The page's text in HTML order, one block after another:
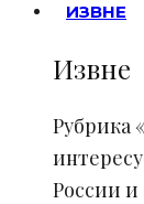
ИЗВНЕ
Извне
Рубрика
России и